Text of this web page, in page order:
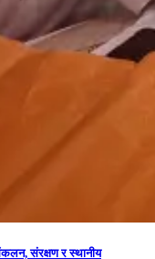
संरक्षण र स्थानीय